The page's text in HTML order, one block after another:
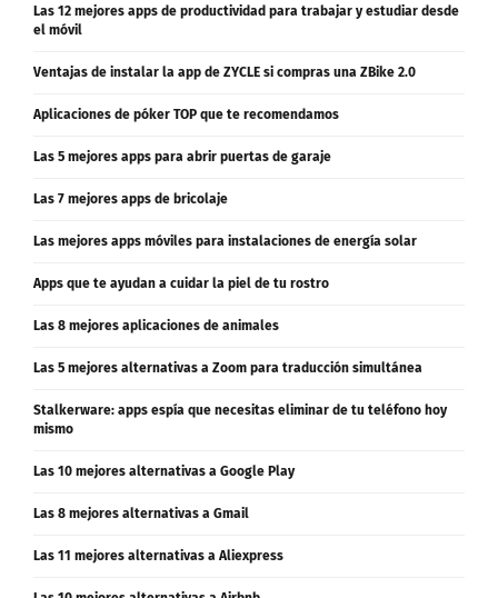
Las 12 mejores apps de productividad para trabajar y estudiar desde
el móvil
Ventajas de instalar la app de ZYCLE si compras una ZBike 2.0
Aplicaciones de póker TOP que te recomendamos
Las 5 mejores apps para abrir puertas de garaje
Las 7 mejores apps de bricolaje
Las mejores apps móviles para instalaciones de energía solar
Apps que te ayudan a cuidar la piel de tu rostro
Las 8 mejores aplicaciones de animales
Las 5 mejores alternativas a Zoom para traducción simultánea
Stalkerware: apps espía que necesitas eliminar de tu teléfono hoy
mismo
Las 10 mejores alternativas a Google Play
Las 8 mejores alternativas a Gmail
Las 11 mejores alternativas a Aliexpress